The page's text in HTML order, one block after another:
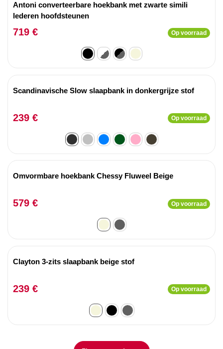
Antoni converteerbare hoekbank met zwarte simili
lederen hoofdsteunen
719 € Op voorraad
Scandinavische Slow slaapbank in donkergrijze stof
239 € Op voorraad
Omvormbare hoekbank Chessy Fluweel Beige
579 € Op voorraad
Clayton 3-zits slaapbank beige stof
239 € Op voorraad